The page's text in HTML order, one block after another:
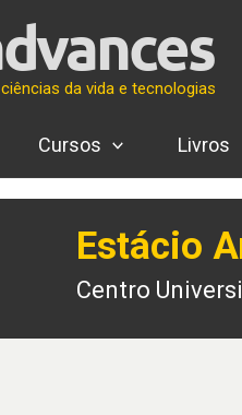
ciências da vida e tecnologias
Cursos Livros
Estácio
Centro